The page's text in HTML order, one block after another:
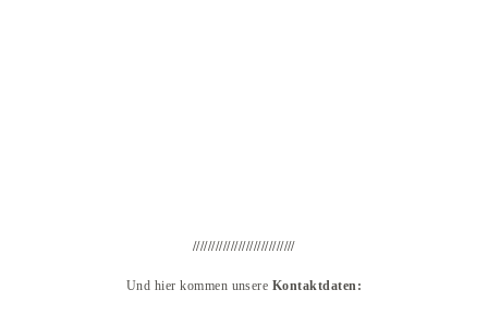
///////////////////////////
Und hier kommen unsere Kontaktdaten: